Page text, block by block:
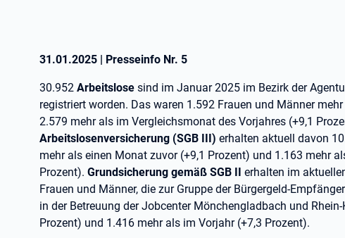
31.01.2025 | Presseinfo Nr. 5
30.952 Arbeitslose sind im Januar 2025 im Bezirk der
registriert worden. Das waren 1.592 Frauen und Männer
2.579 mehr als im Vergleichsmonat des Vorjahres (+9,1
Arbeitslosenversicherung (SGB III) erhalten aktuell davon
mehr als einen Monat zuvor (+9,1 Prozent) und 1.163 mehr
Prozent). Grundsicherung gemäß SGB II erhalten im
Frauen und Männer, die zur Gruppe der Bürgergeld-
in der Betreuung der Jobcenter Mönchengladbach und
Prozent) und 1.416 mehr als im Vorjahr (+7,3 Prozent).